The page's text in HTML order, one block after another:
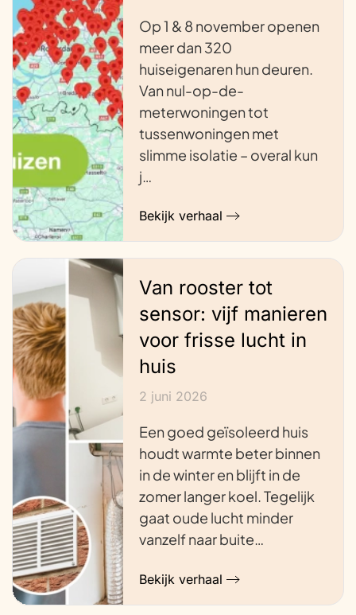
Op 1 & 8 november openen
meer dan 320
huiseigenaren hun deuren.
Van nul-op-de-
meterwoningen tot
tussenwoningen met
slimme isolatie – overal kun
j…
Bekijk verhaal
Van rooster tot
sensor: vijf manieren
voor frisse lucht in
huis
2 juni 2026
Een goed geïsoleerd huis
houdt warmte beter binnen
in de winter en blijft in de
zomer langer koel. Tegelijk
gaat oude lucht minder
vanzelf naar buite…
Bekijk verhaal